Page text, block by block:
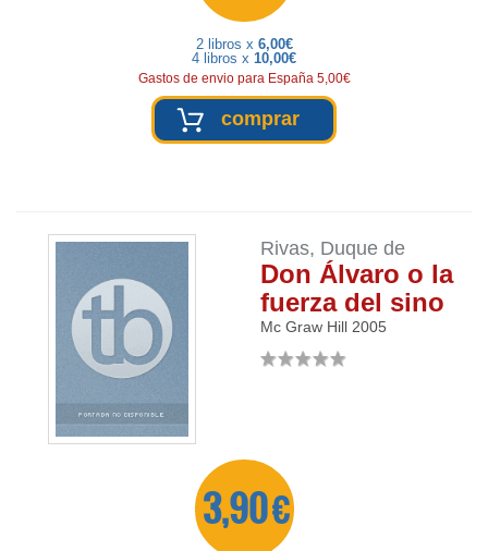
2 libros x 6,00€
4 libros x 10,00€
Gastos de envio para España 5,00€
comprar
Rivas, Duque de
Don Álvaro o la
fuerza del sino
Mc Graw Hill 2005
3,90 €